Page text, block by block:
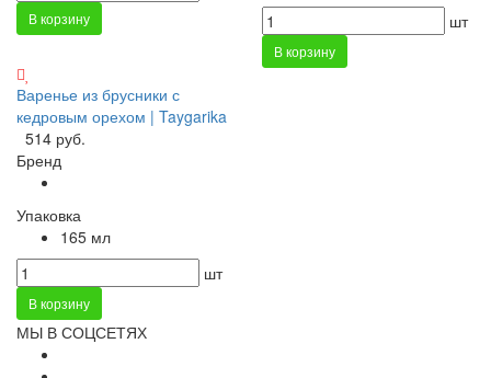
В корзину
шт
В корзину
Варенье из брусники с
кедровым орехом | Taygarika
514 руб.
Бренд
Упаковка
165 мл
шт
В корзину
МЫ В СОЦСЕТЯХ